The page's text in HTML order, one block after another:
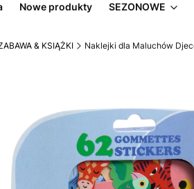
Nowe produkty SEZONOWE
& KSIĄŻKI Naklejki dla Maluchów